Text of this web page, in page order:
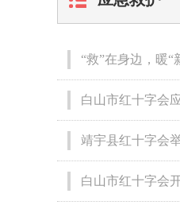
“救”在身边，暖
白山市红十字会
靖宇县红十字会
白山市红十字会